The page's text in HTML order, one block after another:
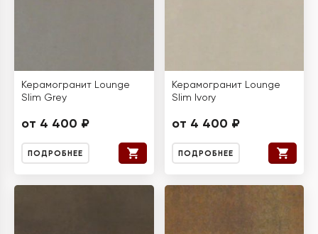
Керамогранит Lounge
Slim Grey
от 4 400 ₽
ПОДРОБНЕЕ
Керамогранит Lounge
Slim Ivory
от 4 400 ₽
ПОДРОБНЕЕ